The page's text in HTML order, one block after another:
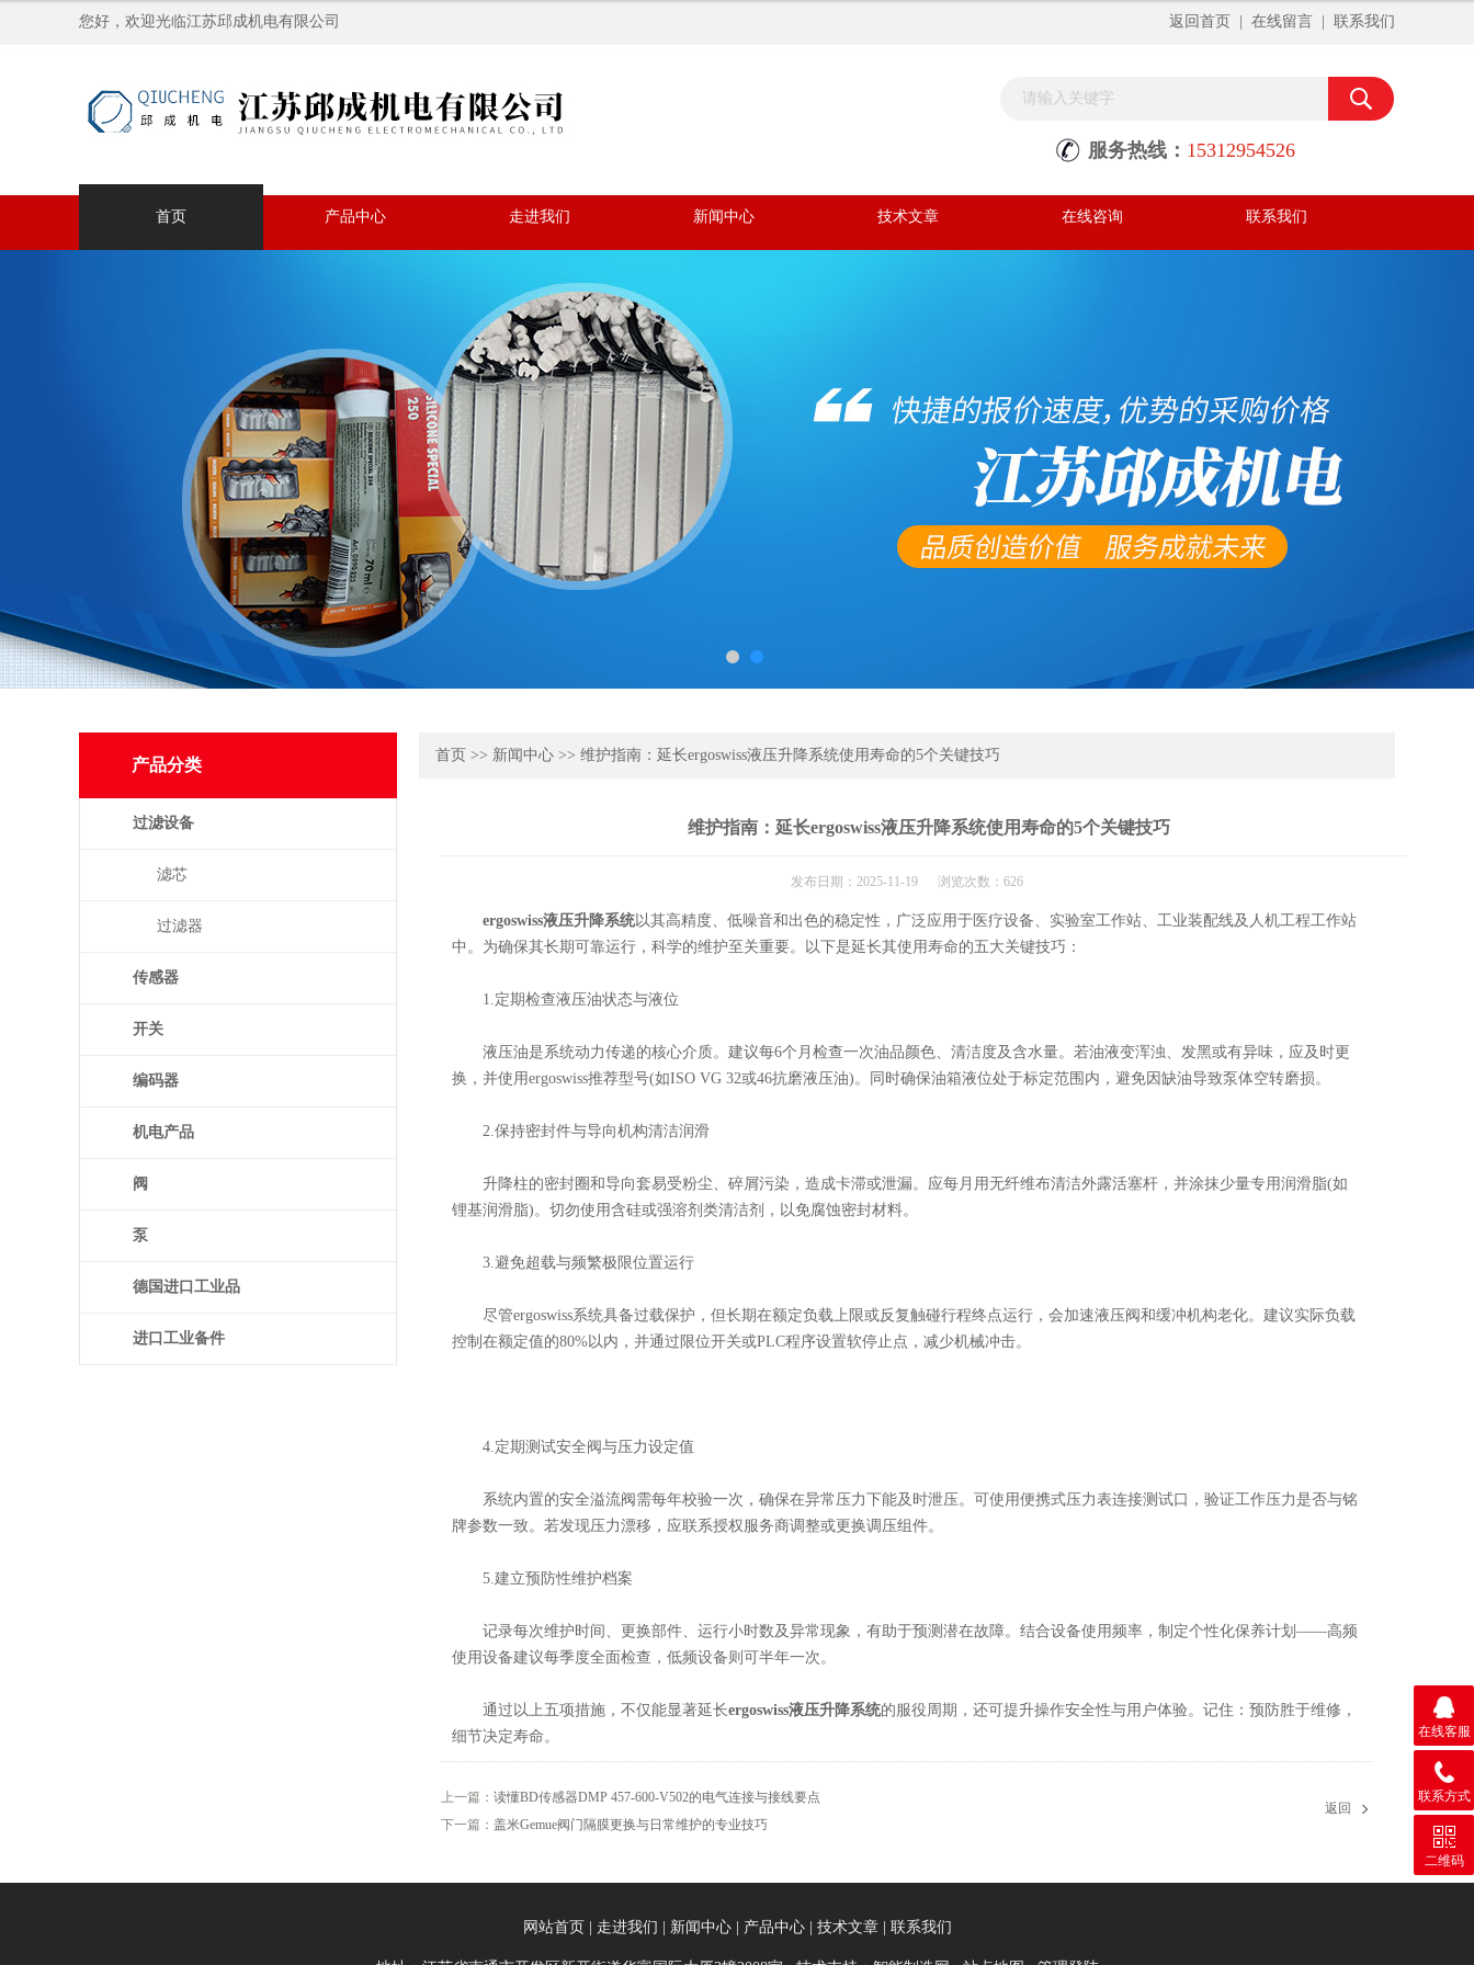
您好，欢迎光临江苏邱成机电有限公司 返回首页 在线留言 联系我们
服务热线： 15312954526
首页 产品中心 走进我们 新闻中心 技术文章 在线咨询 联系我们
产品分类
过滤设备
滤芯
过滤器
传感器
开关
编码器
机电产品
阀
泵
德国进口工业品
进口工业备件
首页 >> 新闻中心 >> 维护指南：延长ergoswiss液压升降系统使用寿命的5个关键技巧
维护指南：延长ergoswiss液压升降系统使用寿命的5个关键技巧
发布日期：2025-11-19 浏览次数：626
ergoswiss液压升降系统以其高精度、低噪音和出色的稳定性，广泛应用于医疗设备、实验室工作站、工业装配线及人机工程工作站
中。为确保其长期可靠运行，科学的维护至关重要。以下是延长其使用寿命的五大关键技巧：
1.定期检查液压油状态与液位
液压油是系统动力传递的核心介质。建议每6个月检查一次油品颜色、清洁度及含水量。若油液变浑浊、发黑或有异味，应及时更
换，并使用ergoswiss推荐型号(如ISO VG 32或46抗磨液压油)。同时确保油箱液位处于标定范围内，避免因缺油导致泵体空转磨损。
2.保持密封件与导向机构清洁润滑
升降柱的密封圈和导向套易受粉尘、碎屑污染，造成卡滞或泄漏。应每月用无纤维布清洁外露活塞杆，并涂抹少量专用润滑脂(如
锂基润滑脂)。切勿使用含硅或强溶剂类清洁剂，以免腐蚀密封材料。
3.避免超载与频繁极限位置运行
尽管ergoswiss系统具备过载保护，但长期在额定负载上限或反复触碰行程终点运行，会加速液压阀和缓冲机构老化。建议实际负载
控制在额定值的80%以内，并通过限位开关或PLC程序设置软停止点，减少机械冲击。
4.定期测试安全阀与压力设定值
系统内置的安全溢流阀需每年校验一次，确保在异常压力下能及时泄压。可使用便携式压力表连接测试口，验证工作压力是否与铭
牌参数一致。若发现压力漂移，应联系授权服务商调整或更换调压组件。
5.建立预防性维护档案
记录每次维护时间、更换部件、运行小时数及异常现象，有助于预测潜在故障。结合设备使用频率，制定个性化保养计划——高频
使用设备建议每季度全面检查，低频设备则可半年一次。
通过以上五项措施，不仅能显著延长ergoswiss液压升降系统的服役周期，还可提升操作安全性与用户体验。记住：预防胜于维修，
细节决定寿命。
上一篇： 读懂BD传感器DMP 457-600-V502的电气连接与接线要点
下一篇： 盖米Gemue阀门隔膜更换与日常维护的专业技巧
返回
网站首页 走进我们 新闻中心| 产品中心| 技术文章| 联系我们
在线客服
联系方式
二维码